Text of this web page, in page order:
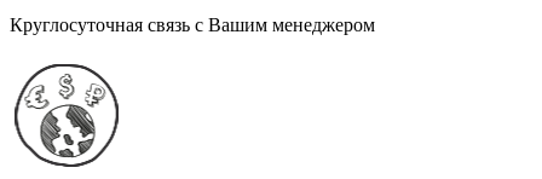
Круглосуточная связь с Вашим менеджером